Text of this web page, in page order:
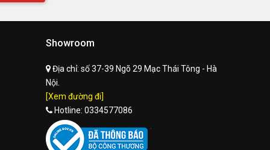
Showroom
Địa chỉ: số 37-39 Ngõ 29 Mạc Thái Tông - Hà
Nội.
[Xem đường đi]
Hotline: 0334577086